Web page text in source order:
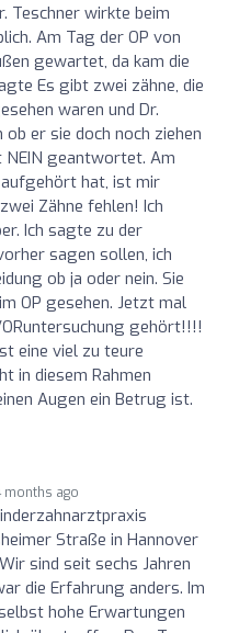
Teschner wirkte beim
Am Tag der OP von
gewartet, da kam die
Es gibt zwei zähne, die
waren und Dr.
er sie doch noch ziehen
NEIN geantwortet. Am
hat, ist mir
Zähne fehlen! Ich
Ich sagte zu der
sagen sollen, ich
ob ja oder nein. Sie
OP gesehen. Jetzt mal
gehört!!!!
eine viel zu teure
in diesem Rahmen
Augen ein Betrug ist.
months ago
Straße in Hannover
sind seit sechs Jahren
die Erfahrung anders. Im
hohe Erwartungen